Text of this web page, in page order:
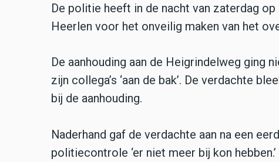
De politie heeft in de nacht van zaterdag
Heerlen voor het onveilig maken van het
De aanhouding aan de Heigrindelweg ging
zijn collega’s ‘aan de bak’. De verdachte
bij de aanhouding.
Naderhand gaf de verdachte aan na een
politiecontrole ‘er niet meer bij kon